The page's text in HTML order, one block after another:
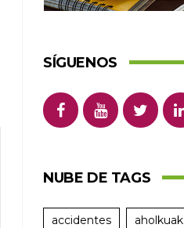
SÍGUENOS
NUBE DE TAGS
accidentes aholkuak